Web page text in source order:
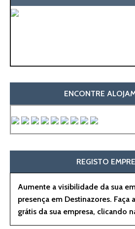
ENCONTRE
REGISTO
Aumente a visibilidade da sua
presença em Destinazores. Faça
grátis da sua empresa, clicando